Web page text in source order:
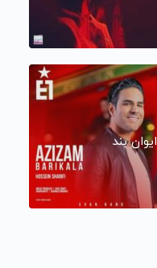
ایوان بند